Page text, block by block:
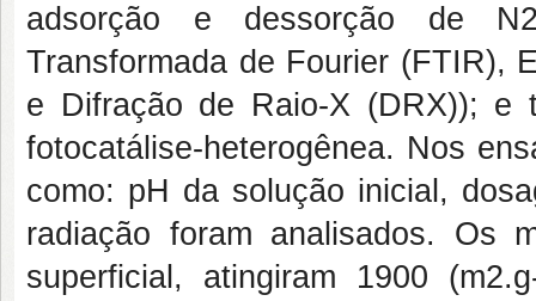
adsorção e dessorção de
Transformada de Fourier (FTIR),
e Difração de Raio-X (DRX)); e
fotocatálise-heterogênea. Nos
como: pH da solução inicial,
radiação foram analisados. Os
superficial, atingiram 1900